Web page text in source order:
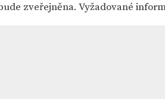
zveřejněna. Vyžadované